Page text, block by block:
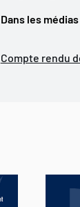
Dans les médias
Compte rendu